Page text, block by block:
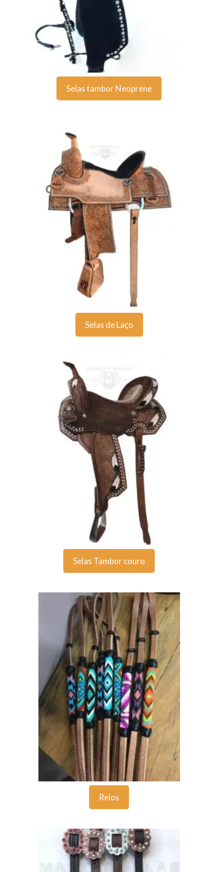
Selas tambor Neoprene
Selas de Laço
Selas Tambor couro
Reios